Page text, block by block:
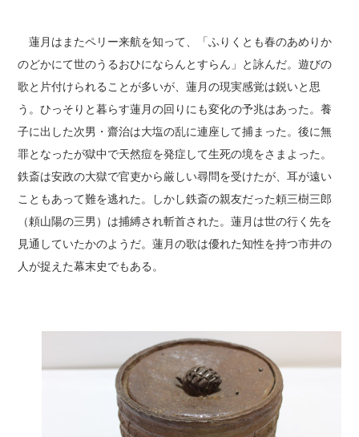
蓮月はまたペリー来航を知って、「ふりくとも春のあめりか
のどかにて世のうるおひにならんとすらん」と詠んだ。遊びの
歌と片付けられることが多いが、蓮月の現実感覚は鋭いと思
う。ひっそりと暮らす蓮月の回りにも変化の予兆はあった。養
子に出した次男・齋治は大塩の乱に連座して捕まった。後に無
罪となったが獄中で天然痘を発症して生死の境をさまよった。
鉄斎は安政の大獄で官吏から厳しい尋問を受けたが、耳が遠い
こともあって難を逃れた。しかし鉄斎の親友だった頼三樹三郎
（頼山陽の三男）は捕縛され斬首された。蓮月は世の行く先を
見通していたかのようだ。蓮月の歌は優れた知性を持つ市井の
人が捉えた幕末史でもある。